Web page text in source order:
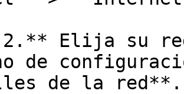
2.** Elija su
de
de la red**.